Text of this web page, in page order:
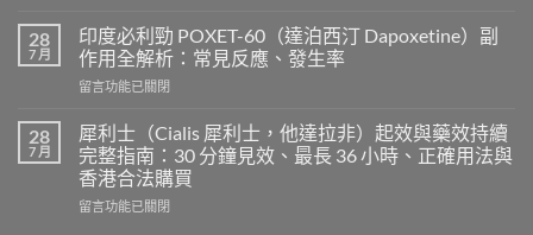
希
愛
力
混
片
雙
效
犀
利
威
壯
使
用
得
及
樂
威
壯
28
7 月
印度必利勁 POXET-60（達泊西汀 Dapoxetine）副
作用全解析：常見反應、發生率
在
度
必
利
勁
POXET-
留言功能已關閉
28
7 月
犀利士（Cialis 犀利士，他達拉非）起效與藥效持續
完整指南：30 分鐘見效、最長 36 小時、正確用法與
香港合法購買
在
留言功能已關閉